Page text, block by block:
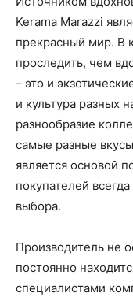
Kerama Marazzi
прекрасный мир. В
проследить, чем
– это и
и культура разных
разнообразие
самые разные
является основой
покупателей
выбора.
Производитель не
постоянно
специалистами